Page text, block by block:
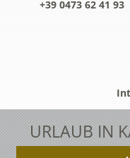
+39 0473 62 41 93
URLAUB IN